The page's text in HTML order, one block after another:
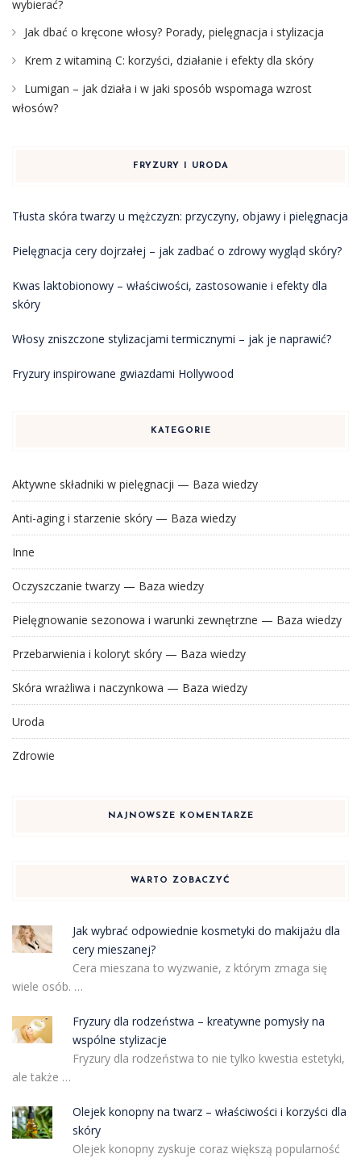
wybierać?
Jak dbać o kręcone włosy? Porady, pielęgnacja i stylizacja
Krem z witaminą C: korzyści, działanie i efekty dla skóry
Lumigan – jak działa i w jaki sposób wspomaga wzrost
włosów?
FRYZURY I URODA
Tłusta skóra twarzy u mężczyzn: przyczyny, objawy i pielęgnacja
Pielęgnacja cery dojrzałej – jak zadbać o zdrowy wygląd skóry?
Kwas laktobionowy – właściwości, zastosowanie i efekty dla
skóry
Włosy zniszczone stylizacjami termicznymi – jak je naprawić?
Fryzury inspirowane gwiazdami Hollywood
KATEGORIE
Aktywne składniki w pielęgnacji — Baza wiedzy
Anti-aging i starzenie skóry — Baza wiedzy
Inne
Oczyszczanie twarzy — Baza wiedzy
Pielęgnowanie sezonowa i warunki zewnętrzne — Baza wiedzy
Przebarwienia i koloryt skóry — Baza wiedzy
Skóra wrażliwa i naczynkowa — Baza wiedzy
Uroda
Zdrowie
NAJNOWSZE KOMENTARZE
WARTO ZOBACZYĆ
Jak wybrać odpowiednie kosmetyki do makijażu dla
cery mieszanej?
Cera mieszana to wyzwanie, z którym zmaga się
wiele osób. …
Fryzury dla rodzeństwa – kreatywne pomysły na
wspólne stylizacje
Fryzury dla rodzeństwa to nie tylko kwestia estetyki,
ale także …
Olejek konopny na twarz – właściwości i korzyści dla
skóry
Olejek konopny zyskuje coraz większą popularność